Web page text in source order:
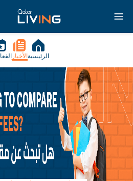
الرئيسية الأخبار